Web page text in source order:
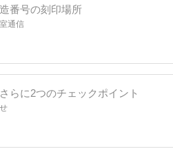
番号の刻印場所
通信
らに2つのチェックポイント